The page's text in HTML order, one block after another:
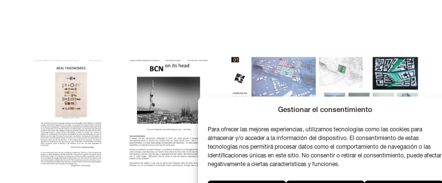
Gestionar el consentimiento
Para ofrecer las mejores experiencias, utilizamos tecnologías como las cookies para
almacenar y/o acceder a la información del dispositivo. El consentimiento de estas
tecnologías nos permitirá procesar datos como el comportamiento de navegación o las
identificaciones únicas en este sitio. No consentir o retirar el consentimiento, puede afectar
negativamente a ciertas características y funciones.